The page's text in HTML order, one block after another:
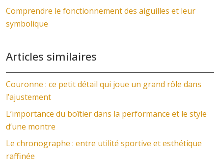
Comprendre le fonctionnement des aiguilles et leur
symbolique
Articles similaires
Couronne : ce petit détail qui joue un grand rôle dans
l’ajustement
L’importance du boîtier dans la performance et le style
d’une montre
Le chronographe : entre utilité sportive et esthétique
raffinée